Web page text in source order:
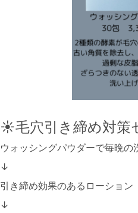
☀️毛穴引き締め対
ウォッシングパウダーで毎晩の
↓
引き締め効果のあるローション
↓